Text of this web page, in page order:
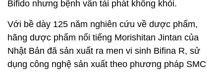
Bifido nhưng bệnh vẫn tái phát không khỏi.
Với bề dày 125 năm nghiên cứu về dược phẩm,
hãng dược phẩm nổi tiếng Morishitan Jintan của
Nhật Bản đã sản xuất ra men vi sinh Bifina R, sử
dụng công nghệ sản xuất theo phương pháp SMC